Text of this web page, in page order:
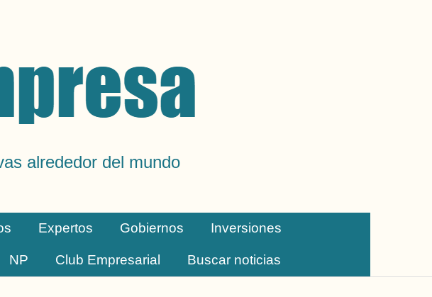
alrededor del mundo
Expertos Gobiernos Inversiones
NP Club Empresarial Buscar noticias